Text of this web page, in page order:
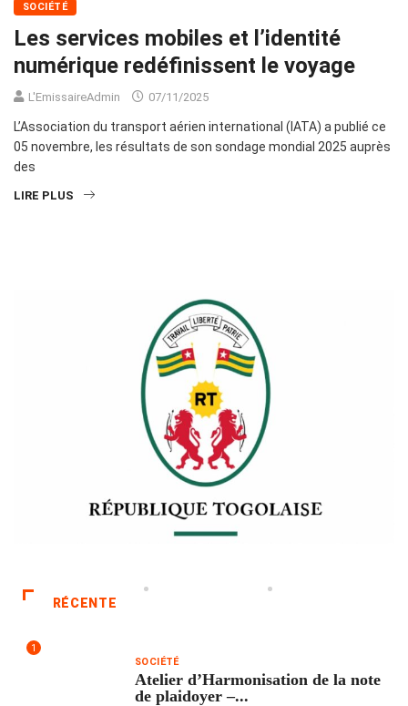
SOCIÉTÉ
Les services mobiles et l’identité
numérique redéfinissent le voyage
L'EmissaireAdmin 07/11/2025
L’Association du transport aérien international (IATA) a publié ce
05 novembre, les résultats de son sondage mondial 2025 auprès
des
LIRE PLUS
RÉCENTE
1
SOCIÉTÉ
Atelier d’Harmonisation de la note
de plaidoyer –...